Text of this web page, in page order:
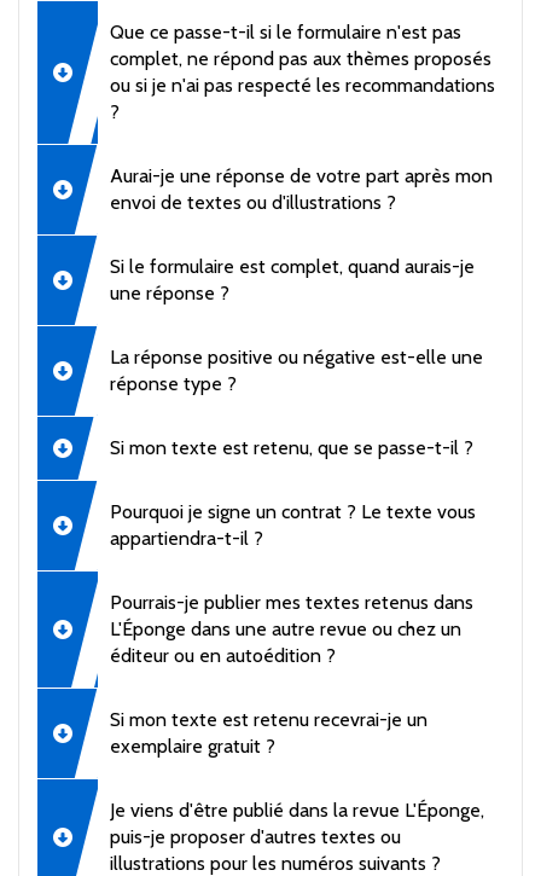
Que ce passe-t-il si le formulaire n'est pas
complet, ne répond pas aux thèmes proposés
ou si je n'ai pas respecté les recommandations
?
Aurai-je une réponse de votre part après mon
envoi de textes ou d'illustrations ?
Si le formulaire est complet, quand aurais-je
une réponse ?
La réponse positive ou négative est-elle une
réponse type ?
Si mon texte est retenu, que se passe-t-il ?
Pourquoi je signe un contrat ? Le texte vous
appartiendra-t-il ?
Pourrais-je publier mes textes retenus dans
L'Éponge dans une autre revue ou chez un
éditeur ou en autoédition ?
Si mon texte est retenu recevrai-je un
exemplaire gratuit ?
Je viens d'être publié dans la revue L'Éponge,
puis-je proposer d'autres textes ou
illustrations pour les numéros suivants ?